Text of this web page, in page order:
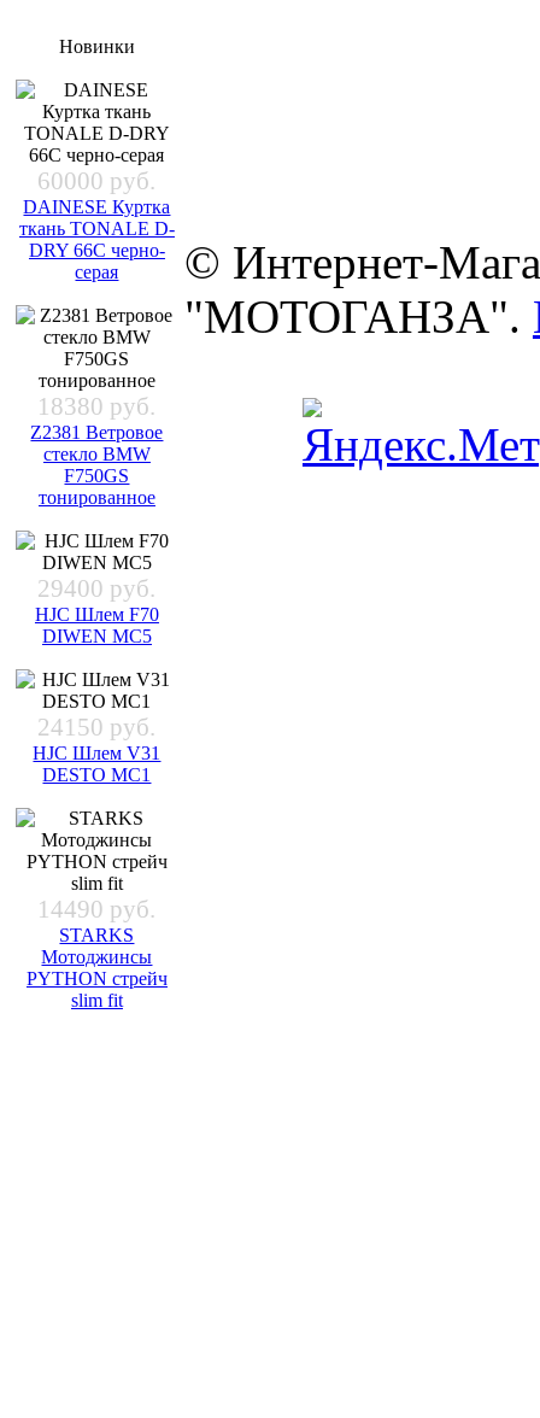
Новинки
60000 руб.
DAINESE Куртка
ткань TONALE D-
DRY 66C черно-
серая
18380 руб.
Z2381 Ветровое
стекло BMW
F750GS
тонированное
29400 руб.
HJC Шлем F70
DIWEN MC5
24150 руб.
HJC Шлем V31
DESTO MC1
14490 руб.
STARKS
Мотоджинсы
PYTHON стрейч
slim fit
© Интернет-
"МОТОГАНЗА".